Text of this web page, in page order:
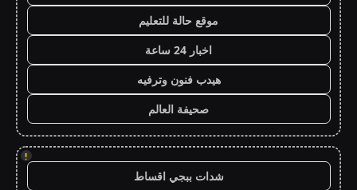
موقع حالة للتعليم
اخبار 24 ساعة
هيدب فنون وترفيه
صحيفة العالم
!
شدات ببجي اقساط